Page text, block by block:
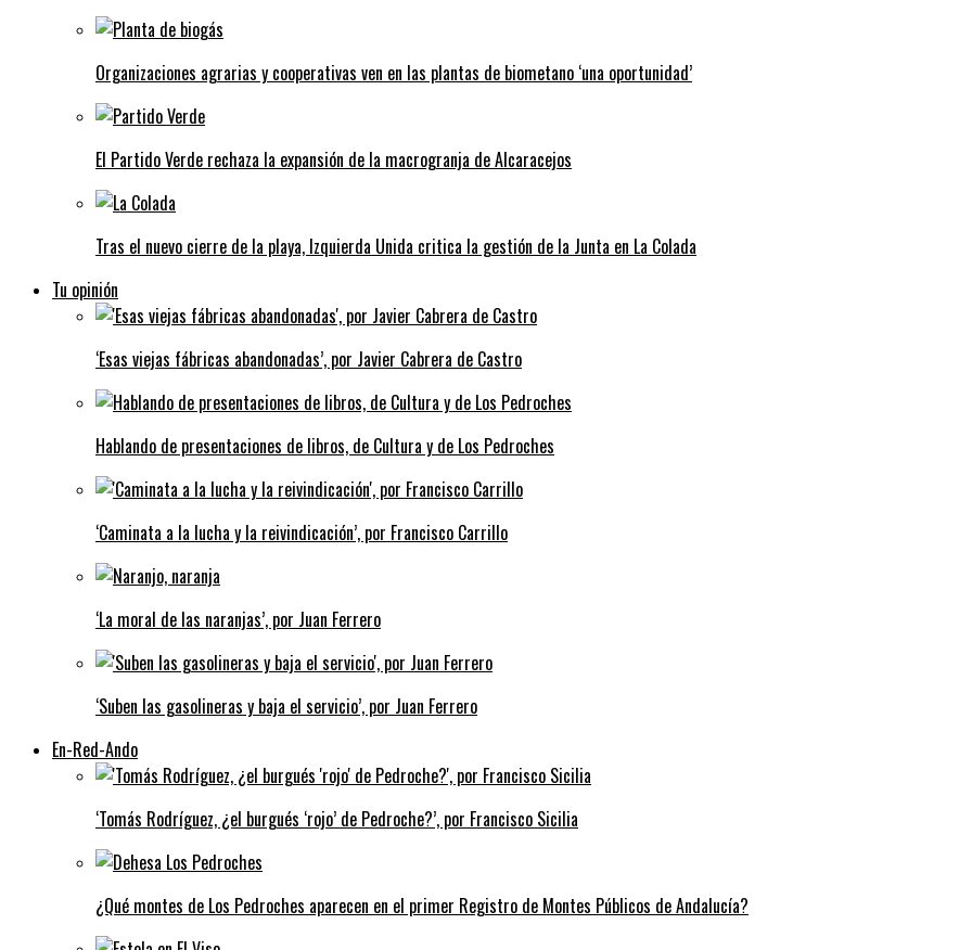
Organizaciones agrarias y cooperativas ven en las plantas de biometano ‘una oportunidad’
El Partido Verde rechaza la expansión de la macrogranja de Alcaracejos
Tras el nuevo cierre de la playa, Izquierda Unida critica la gestión de la Junta en La Colada
Tu opinión
‘Esas viejas fábricas abandonadas’, por Javier Cabrera de Castro
Hablando de presentaciones de libros, de Cultura y de Los Pedroches
‘Caminata a la lucha y la reivindicación’, por Francisco Carrillo
‘La moral de las naranjas’, por Juan Ferrero
‘Suben las gasolineras y baja el servicio’, por Juan Ferrero
En-Red-Ando
‘Tomás Rodríguez, ¿el burgués ‘rojo’ de Pedroche?’, por Francisco Sicilia
¿Qué montes de Los Pedroches aparecen en el primer Registro de Montes Públicos de Andalucía?